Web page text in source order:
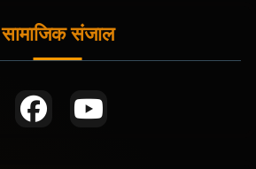
सामाजिक संजाल